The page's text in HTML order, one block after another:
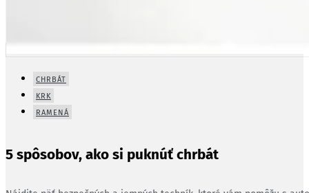
CHRBÁT
KRK
RAMENÁ
5 spôsobov, ako si puknúť chrbát